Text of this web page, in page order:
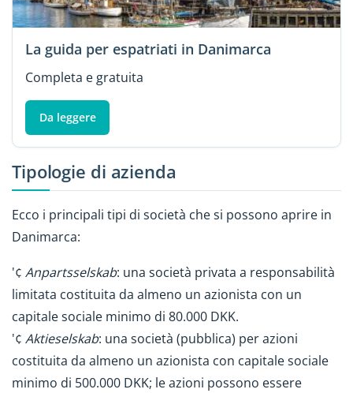
La guida per espatriati in Danimarca
Completa e gratuita
Da leggere
Tipologie di azienda
Ecco i principali tipi di società che si possono aprire in
Danimarca:
'¢ Anpartsselskab: una società privata a responsabilità
limitata costituita da almeno un azionista con un
capitale sociale minimo di 80.000 DKK.
'¢ Aktieselskab: una società (pubblica) per azioni
costituita da almeno un azionista con capitale sociale
minimo di 500.000 DKK; le azioni possono essere